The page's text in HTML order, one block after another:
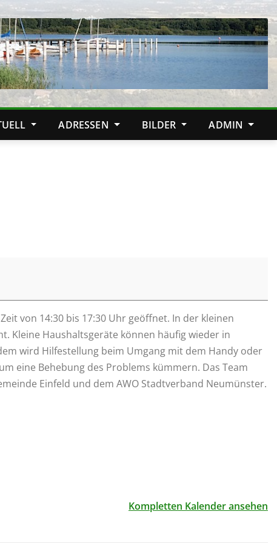
ADRESSEN BILDER ADMIN
von 14:30 bis 17:30 Uhr geöffnet. In der kleinen
Kleine Haushaltsgeräte können häufig wieder in
wird Hilfestellung beim Umgang mit dem Handy oder
eine Behebung des Problems kümmern. Das Team
Einfeld und dem AWO Stadtverband Neumünster.
Kompletten Kalender ansehen